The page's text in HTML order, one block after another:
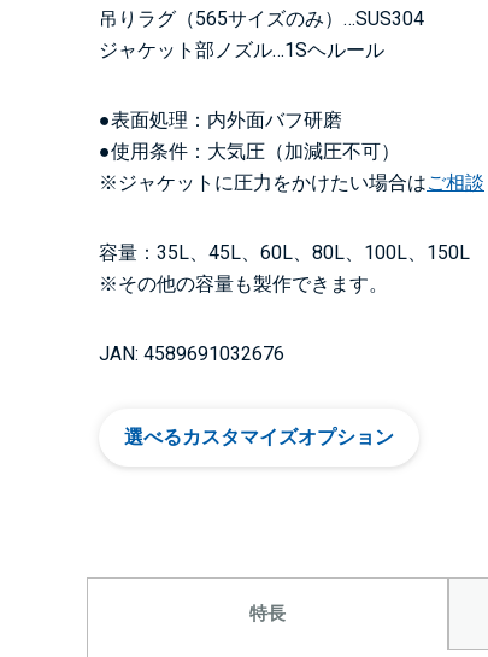
吊りラグ（565サイズのみ）…SUS304
ジャケット部ノズル…1Sヘルール
●表面処理：内外面バフ研磨
●使用条件：大気圧（加減圧不可）
※ジャケットに圧力をかけたい場合はご相談
容量：35L、45L、60L、80L、100L、150L
※その他の容量も製作できます。
JAN: 4589691032676
選べるカスタマイズオプション
特長